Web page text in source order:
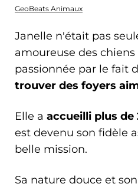
GeoBeats Animaux
Janelle n'était pas
amoureuse des
passionnée par le fait
trouver des foyers
Elle a accueilli plus de
est devenu son fidèle
belle mission.
Sa nature douce et